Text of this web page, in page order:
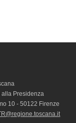
alla Presidenza
10 - 50122 Firenze